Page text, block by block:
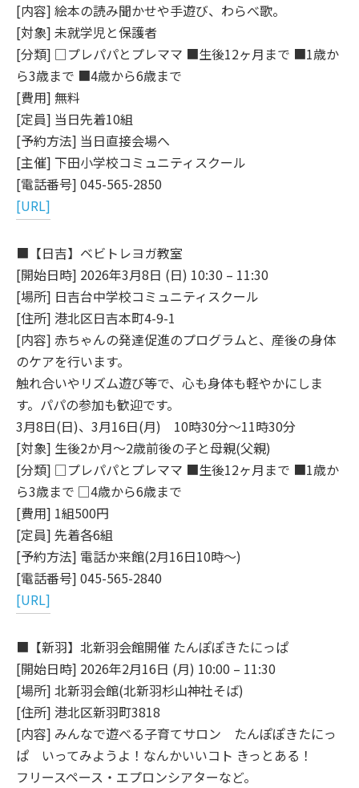
[内容] 絵本の読み聞かせや手遊び、わらべ歌。
[対象] 未就学児と保護者
[分類] □プレパパとプレママ ■生後12ヶ月まで ■1歳か
ら3歳まで ■4歳から6歳まで
[費用] 無料
[定員] 当日先着10組
[予約方法] 当日直接会場へ
[主催] 下田小学校コミュニティスクール
[電話番号] 045-565-2850
[URL]
■【日吉】ベビトレヨガ教室
[開始日時] 2026年3月8日 (日) 10:30 – 11:30
[場所] 日吉台中学校コミュニティスクール
[住所] 港北区日吉本町4-9-1
[内容] 赤ちゃんの発達促進のプログラムと、産後の身体
のケアを行います。
触れ合いやリズム遊び等で、心も身体も軽やかにしま
す。パパの参加も歓迎です。
3月8日(日)、3月16日(月) 10時30分～11時30分
[対象] 生後2か月～2歳前後の子と母親(父親)
[分類] □プレパパとプレママ ■生後12ヶ月まで ■1歳か
ら3歳まで □4歳から6歳まで
[費用] 1組500円
[定員] 先着各6組
[予約方法] 電話か来館(2月16日10時～)
[電話番号] 045-565-2840
[URL]
■【新羽】北新羽会館開催 たんぽぽきたにっぱ
[開始日時] 2026年2月16日 (月) 10:00 – 11:30
[場所] 北新羽会館(北新羽杉山神社そば)
[住所] 港北区新羽町3818
[内容] みんなで遊べる子育てサロン たんぽぽきたにっ
ぱ いってみようよ！なんかいいコト きっとある！
フリースペース・エプロンシアターなど。